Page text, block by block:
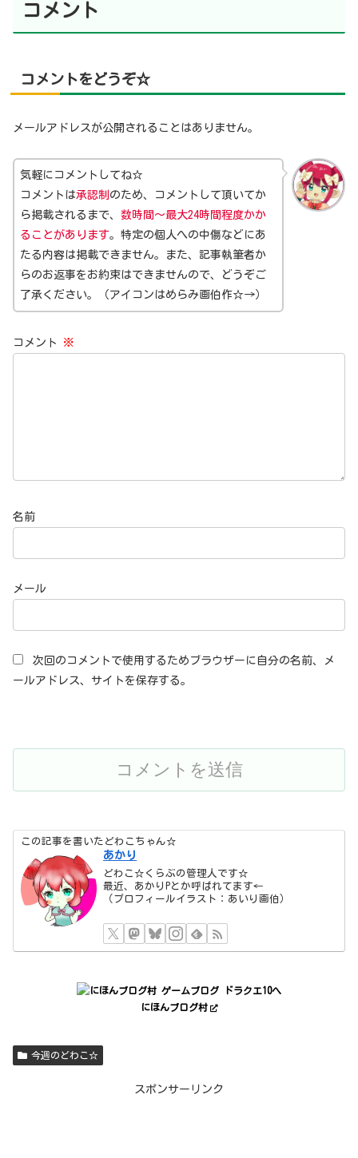
コメント
コメントをどうぞ☆
メールアドレスが公開されることはありません。
気軽にコメントしてね☆
コメントは承認制 のため、コメントして頂いてか
ら掲載されるまで、 数時間～最大24時間程度かか
ることがあります。特定の個人への中傷などにあ
たる内容は掲載できません。また、記事執筆者か
らのお返事をお約束はできませんので、どうぞご
了承ください。（アイコンはめらみ画伯作☆→）
コメント ※
名前
メール
次回のコメントで使用するためブラウザーに自分の名前、メ
ールアドレス、サイトを保存する。
この記事を書いたどわこちゃん☆
あかり
どわこ☆くらぶの管理人です☆
最近、あかりPとか呼ばれてます←
（プロフィールイラスト：あいり画伯）
にほんブログ村
今週のどわこ☆
スポンサーリンク